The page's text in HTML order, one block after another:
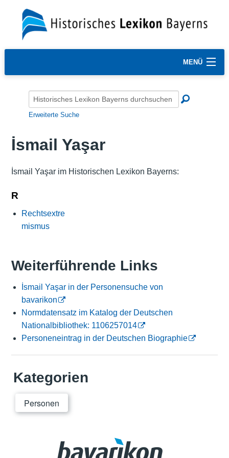
MENÜ
Erweiterte Suche
İsmail Yaşar
İsmail Yaşar im Historischen Lexikon Bayerns:
R
Rechtsextre
mismus
Weiterführende Links
İsmail Yaşar in der Personensuche von
bavarikon
Normdatensatz im Katalog der Deutschen
Nationalbibliothek: 1106257014
Personeneintrag in der Deutschen Biographie
Kategorien
Personen